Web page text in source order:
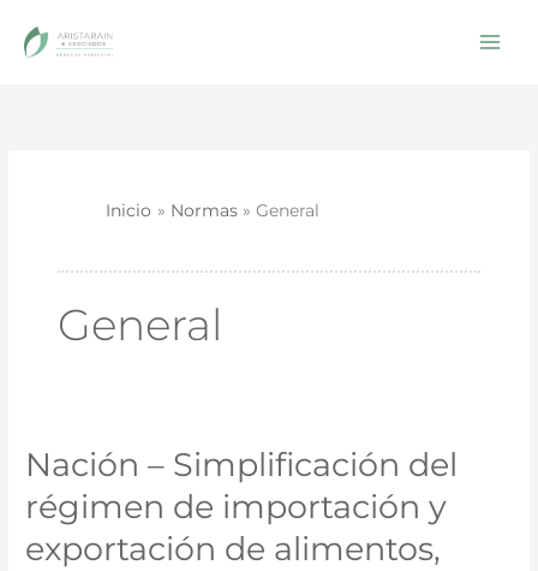
Inicio Normas General
General
Nación – Simplificación del
régimen de importación y
exportación de alimentos,
Nación
Simplificación
del